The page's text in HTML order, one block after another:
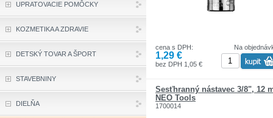
Na
cena s DPH:
1,29 €
bez DPH 1,05 €
Šesťhranný nástavec 3/8", 12
NEO Tools
1700014
UPRATOVACIE POMÔCKY
KOZMETIKA A ZDRAVIE
DETSKÝ TOVAR A ŠPORT
STAVEBNINY
DIELŇA